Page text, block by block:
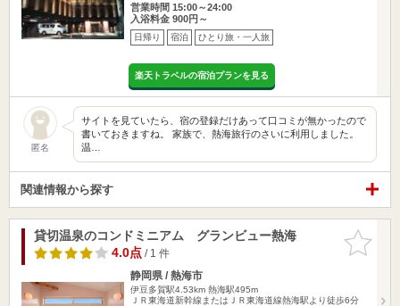
営業時間 15:00～24:00
入浴料金 900円～
日帰り 宿泊 ひとり旅・一人旅
楽天トラベルの宿泊プランを見る
匿名
サイトを見ていたら、宿の登録だけあって口コミが無かったので
書いておきますね。 家族で、熱海旅行のさいに利用しました。
温…
関連情報から探す
お気に入
りに追加
貸切温泉のコンドミニアム グランビュー熱海
4.0点/ 1 件
静岡県 / 熱海市
伊豆多賀駅4.53km 熱海駅495m
ＪＲ東海道新幹線またはＪＲ東海道線熱海駅より徒歩6分